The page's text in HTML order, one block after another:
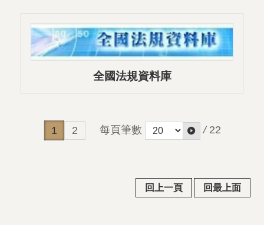
全國法規資料庫
1 2 每頁筆數 / 22
回上一頁 回最上面